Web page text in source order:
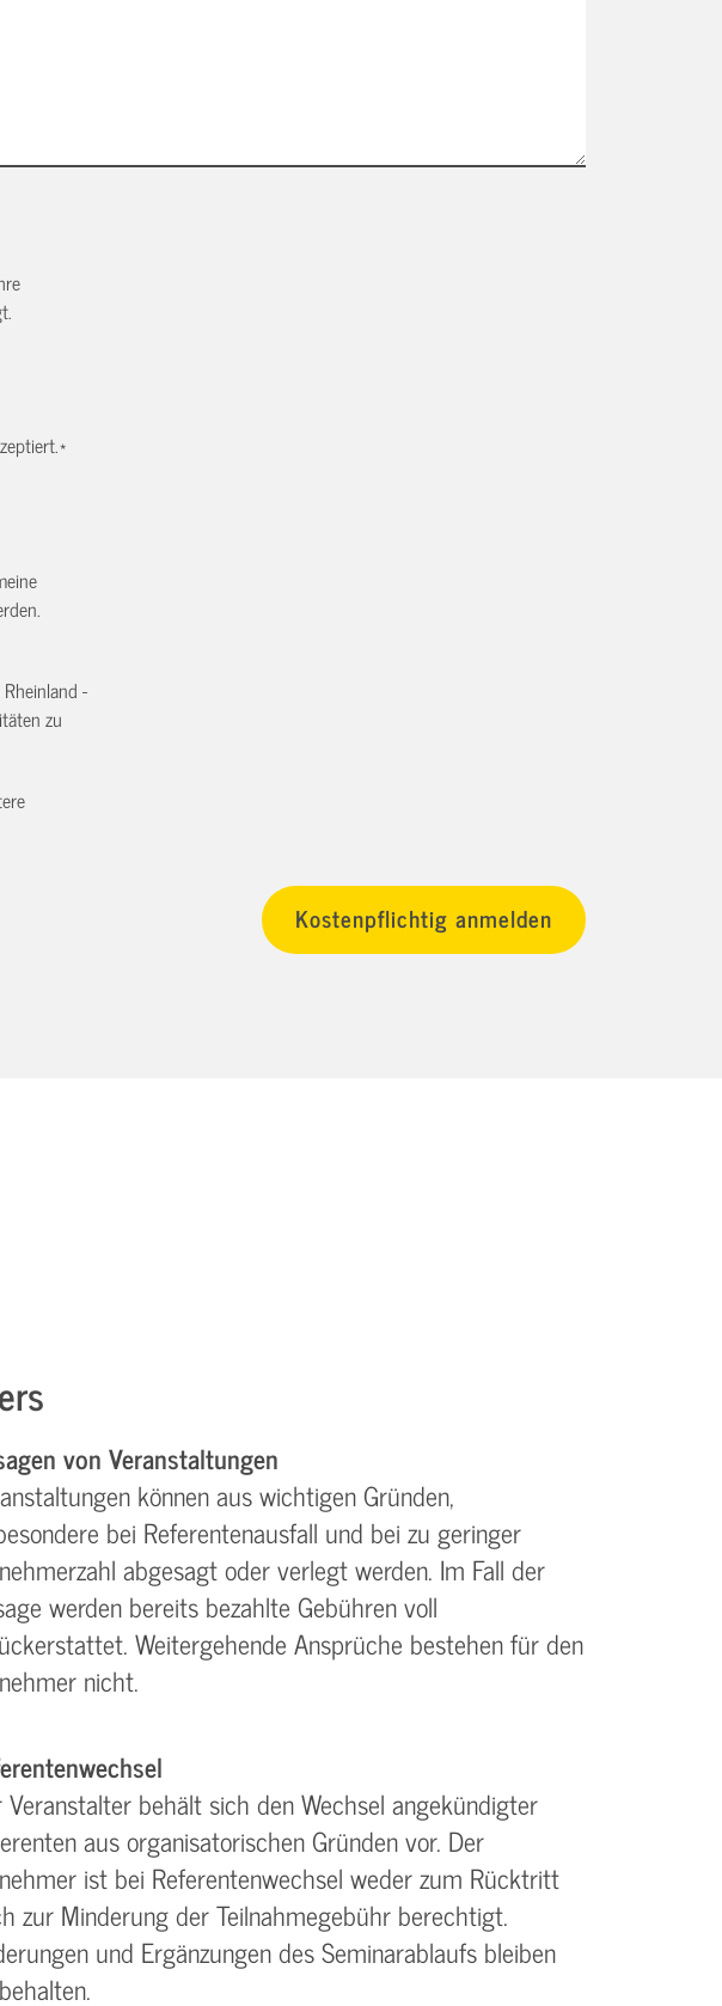
*
-
zu
von Veranstaltungen
können aus wichtigen Gründen,
bei Referentenausfall und bei zu geringer
abgesagt oder verlegt werden. Im Fall der
werden bereits bezahlte Gebühren voll
Weitergehende Ansprüche bestehen für den
nicht.
Veranstalter behält sich den Wechsel angekündigter
aus organisatorischen Gründen vor. Der
ist bei Referentenwechsel weder zum Rücktritt
zur Minderung der Teilnahmegebühr berechtigt.
und Ergänzungen des Seminarablaufs bleiben